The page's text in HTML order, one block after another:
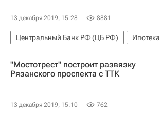
13 декабря 2019, 15:28 8881
Центральный Банк РФ (ЦБ РФ)
Ипотека
Эльвира Набиуллина
"Мостотрест" построит развязку
Рязанского проспекта с ТТК
13 декабря 2019, 15:10 762